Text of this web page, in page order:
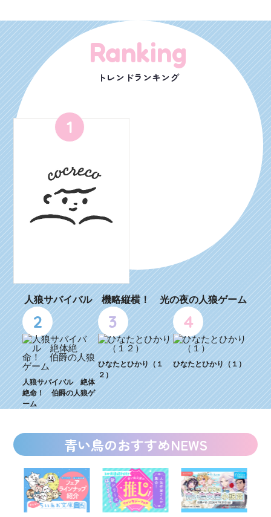
Ranking
トレンドランキング
1
人狼サバイバル 機略縦横！ 光の夜の人狼ゲーム
2
人狼サバイバル 絶体
絶命！ 伯爵の人狼ゲ
ーム
3
ひなたとひかり（１
２）
4
ひなたとひかり（１）
青い鳥のおすすめNEWS